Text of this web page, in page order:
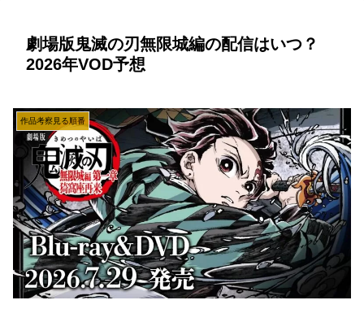
劇場版鬼滅の刃無限城編の配信はいつ？
2026年VOD予想
作品考察見る順番